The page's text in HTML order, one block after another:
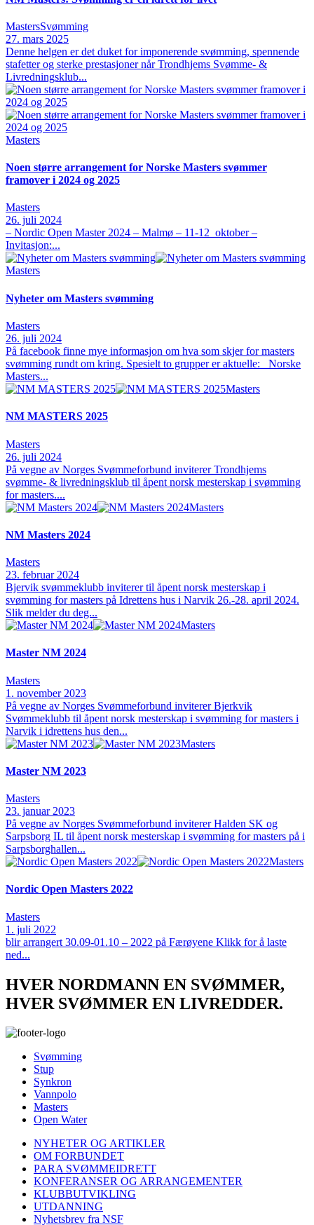
MastersSvømming
27. mars 2025
Denne helgen er det duket for imponerende svømming, spennende
stafetter og sterke prestasjoner når Trondhjems Svømme- &
Livredningsklub...
Masters
Noen større arrangement for Norske Masters svømmer
framover i 2024 og 2025
Masters
26. juli 2024
– Nordic Open Master 2024 – Malmø – 11-12 oktober –
Invitasjon:...
Masters
Nyheter om Masters svømming
Masters
26. juli 2024
På facebook finne mye informasjon om hva som skjer for masters
svømming rundt om kring. Spesielt to grupper er aktuelle: Norske
Masters...
Masters
NM MASTERS 2025
Masters
26. juli 2024
På vegne av Norges Svømmeforbund inviterer Trondhjems
svømme- & livredningsklub til åpent norsk mesterskap i svømming
for masters....
Masters
NM Masters 2024
Masters
23. februar 2024
Bjervik svømmeklubb inviterer til åpent norsk mesterskap i
svømming for masters på Idrettens hus i Narvik 26.-28. april 2024.
Slik melder du deg...
Masters
Master NM 2024
Masters
1. november 2023
På vegne av Norges Svømmeforbund inviterer Bjerkvik
Svømmeklubb til åpent norsk mesterskap i svømming for masters i
Narvik i idrettens hus den...
Masters
Master NM 2023
Masters
23. januar 2023
På vegne av Norges Svømmeforbund inviterer Halden SK og
Sarpsborg IL til åpent norsk mesterskap i svømming for masters på i
Sarpsborghallen...
Masters
Nordic Open Masters 2022
Masters
1. juli 2022
blir arrangert 30.09-01.10 – 2022 på Færøyene Klikk for å laste
ned...
HVER NORDMANN EN SVØMMER,
HVER SVØMMER EN LIVREDDER.
Svømming
Stup
Synkron
Vannpolo
Masters
Open Water
NYHETER OG ARTIKLER
OM FORBUNDET
PARA SVØMMEIDRETT
KONFERANSER OG ARRANGEMENTER
KLUBBUTVIKLING
UTDANNING
Nyhetsbrev fra NSF